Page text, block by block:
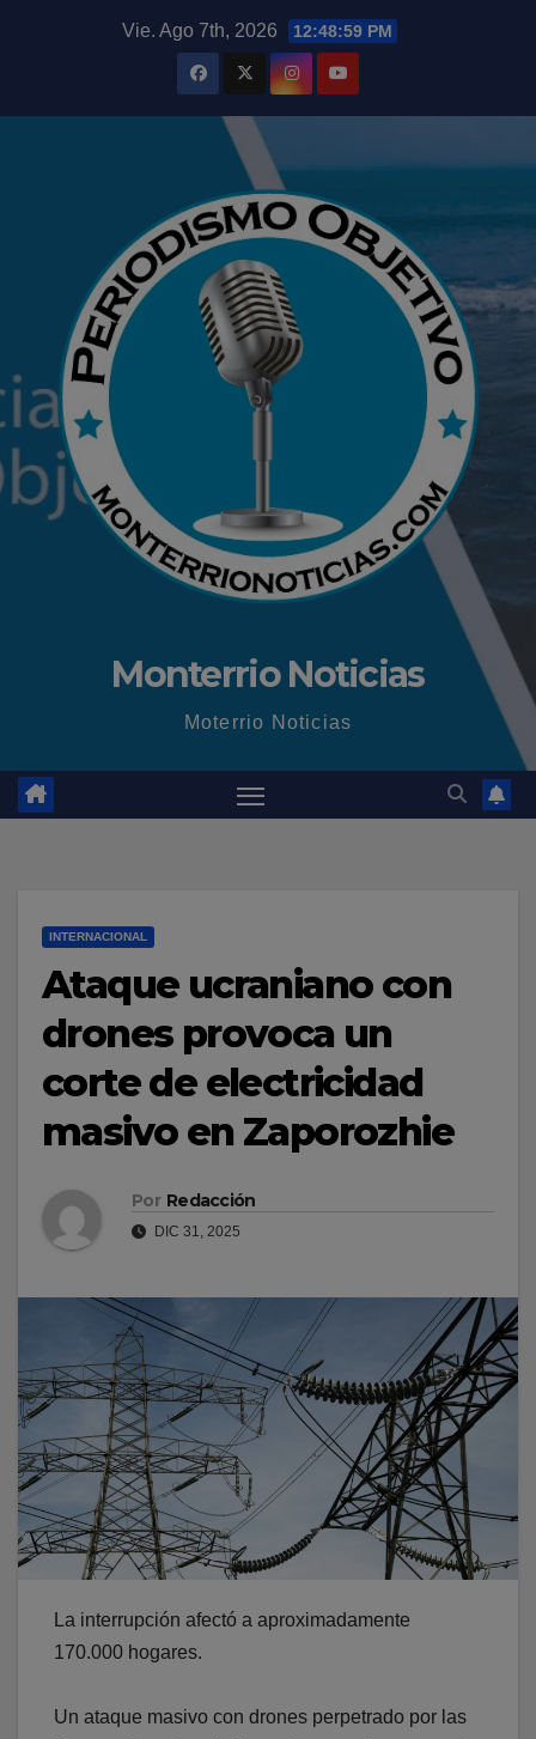
Vie. Ago 7th, 2026 12:49:00 PM
Monterrio Noticias
Moterrio Noticias
INTERNACIONAL
Ataque ucraniano con
drones provoca un
corte de electricidad
masivo en Zaporozhie
Por Redacción
DIC 31, 2025
La interrupción afectó a aproximadamente
170.000 hogares.
Un ataque masivo con drones perpetrado por las
modal-check